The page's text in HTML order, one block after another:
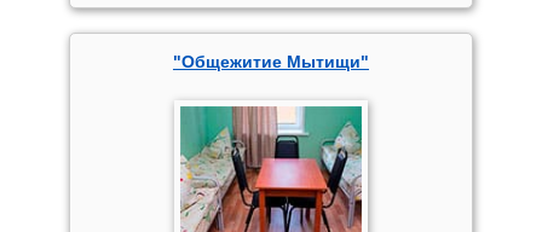
"Общежитие Мытищи"